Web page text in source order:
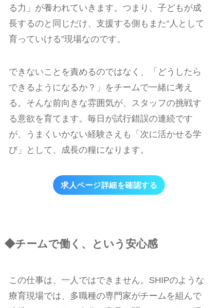
る力」が養われていきます。つまり、子どもが成
長するのと同じだけ、支援する側もまた“人として
育っていける”現場なのです。
できないことを責めるのではなく、「どうしたら
できるようになるか？」をチームで一緒に考え
る。そんな前向きな雰囲気が、スタッフの挑戦す
る意欲を育てます。毎日が試行錯誤の連続です
が、うまくいかない経験さえも「次に活かせる学
び」として、成長の糧になります。
求人ページ詳細を確認する
◆チームで働く、という安心感
この仕事は、一人ではできません。SHIPのような
療育現場では、多職種の専門家がチームを組んで